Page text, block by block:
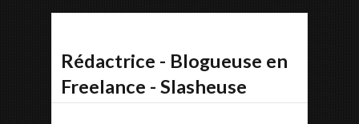
Rédactrice - Blogueuse en
Freelance - Slasheuse